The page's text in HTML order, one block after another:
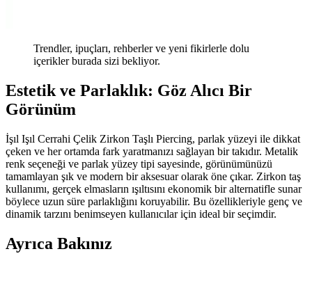
Trendler, ipuçları, rehberler ve yeni fikirlerle dolu
içerikler burada sizi bekliyor.
Estetik ve Parlaklık: Göz Alıcı Bir
Görünüm
İşıl Işıl Cerrahi Çelik Zirkon Taşlı Piercing, parlak yüzeyi ile dikkat
çeken ve her ortamda fark yaratmanızı sağlayan bir takıdır. Metalik
renk seçeneği ve parlak yüzey tipi sayesinde, görünümünüzü
tamamlayan şık ve modern bir aksesuar olarak öne çıkar. Zirkon taş
kullanımı, gerçek elmasların ışıltısını ekonomik bir alternatifle sunar
böylece uzun süre parlaklığını koruyabilir. Bu özellikleriyle genç ve
dinamik tarzını benimseyen kullanıcılar için ideal bir seçimdir.
Ayrıca Bakınız